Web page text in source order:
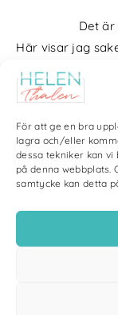
För att ge en bra
lagra och/eller
dessa tekniker kan vi
på denna
samtycke kan detta
Det
Här visar jag
blir det mycket
kärlek till
Bloggarkiv
Copyright Helen
|